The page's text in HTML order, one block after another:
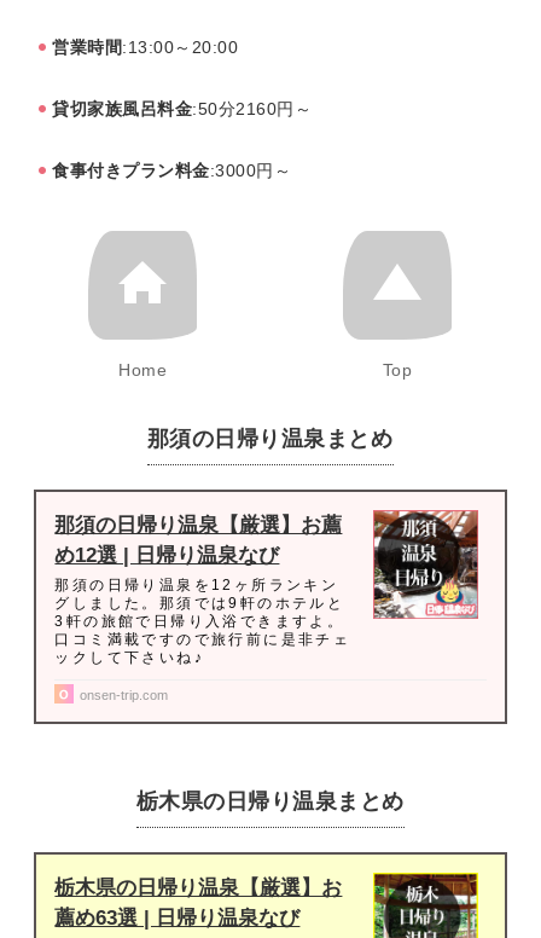
営業時間:13:00～20:00
貸切家族風呂料金:50分2160円～
食事付きプラン料金:3000円～
Home Top
那須の日帰り温泉まとめ
那須の日帰り温泉【厳選】お薦
め12選 | 日帰り温泉なび
那須の日帰り温泉を12ヶ所ランキン
グしました。那須では9軒のホテルと
3軒の旅館で日帰り入浴できますよ。
口コミ満載ですので旅行前に是非チェ
ックして下さいね♪
onsen-trip.com
栃木県の日帰り温泉まとめ
栃木県の日帰り温泉【厳選】お
薦め63選 | 日帰り温泉なび